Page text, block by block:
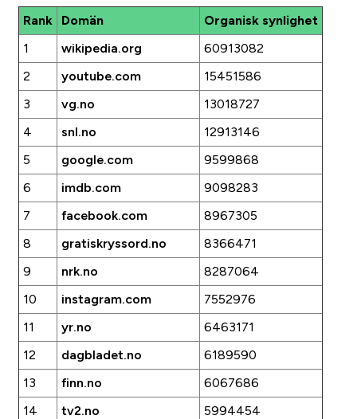
Rank Domän
Organisk synlighet
1
wikipedia.org
60913082
2
youtube.com
15451586
3
vg.no
13018727
4
snl.no
12913146
5
google.com
9599868
6
imdb.com
9098283
7
facebook.com
8967305
8
gratiskryssord.no
8366471
9
nrk.no
8287064
10
instagram.com
7552976
11
yr.no
6463171
12
dagbladet.no
6189590
13
finn.no
6067686
14
tv2.no
5994454